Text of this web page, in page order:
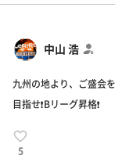
中山 浩
九州の地より、ご盛会
目指せ❗Bリーグ昇格❗
5